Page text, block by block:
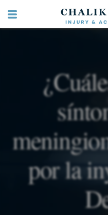
por la